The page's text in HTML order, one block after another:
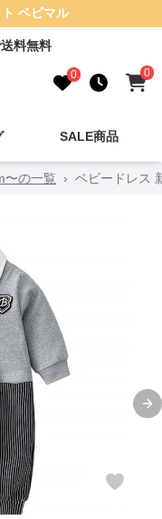
ベビマル
料無料
0 0
SALE商品
〜の一覧 › ベビードレス